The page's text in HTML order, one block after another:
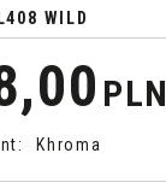
WILD
PLN
: Khroma